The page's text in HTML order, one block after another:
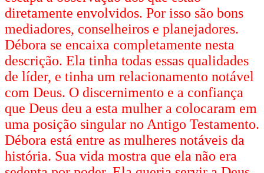
diretamente envolvidos. Por isso são bons
mediadores, conselheiros e planejadores.
Débora se encaixa completamente nesta
descrição. Ela tinha todas essas qualidades
de líder, e tinha um relacionamento notável
com Deus. O discernimento e a confiança
que Deus deu a esta mulher a colocaram em
uma posição singular no Antigo Testamento.
Débora está entre as mulheres notáveis da
história. Sua vida mostra que ela não era